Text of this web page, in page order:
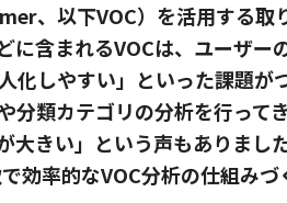
、以下VOC）を活用する取
に含まれるVOCは、ユーザー
しやすい」といった課題が
分類カテゴリの分析を行って
大きい」という声もありまし
効率的なVOC分析の仕組みづ